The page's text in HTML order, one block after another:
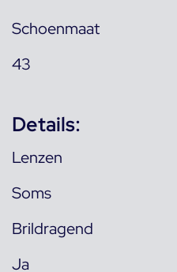
Schoenmaat
43
Details:
Lenzen
Soms
Brildragend
Ja